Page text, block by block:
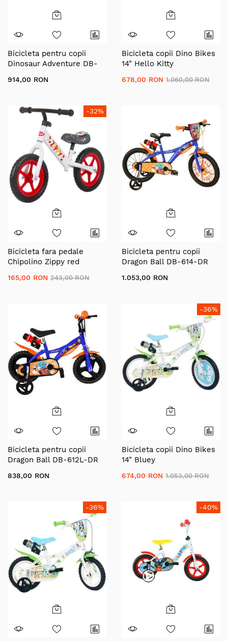
Bicicleta pentru copii
Dinosaur Adventure DB-
inch
914,00 RON
Bicicleta copii Dino Bikes
14" Hello Kitty
678,00 RON 1.060,00 RON
-32%
Bicicleta fara pedale
Chipolino Zippy red
165,00 RON 243,00 RON
Bicicleta pentru copii
Dragon Ball DB-614-DR
1.053,00 RON
Bicicleta pentru copii
Dragon Ball DB-612L-DR
838,00 RON
-36%
Bicicleta copii Dino Bikes
14" Bluey
674,00 RON 1.053,00 RON
-36% -40%